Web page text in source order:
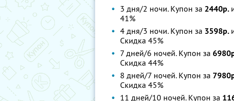
3 дня/2 ночи. Купон за 2440р.
41%
4 дня/3 ночи. Купон за 3598р.
Скидка 45%
7 дней/6 ночей. Купон за
Скидка 44%
8 дней/7 ночей. Купон за
Скидка 45%
11 дней/10 ночей. Купон за